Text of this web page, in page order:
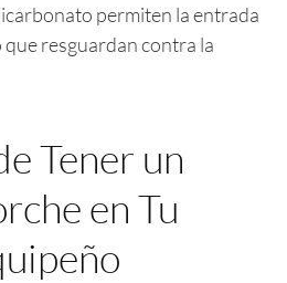
permiten la entrada
resguardan contra la
Tener un
en Tu